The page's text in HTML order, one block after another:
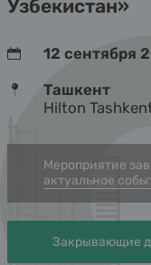
Узбекистан»
12 сентября
Ташкент
Hilton
Мероприятие
актуальное
Закрывающие